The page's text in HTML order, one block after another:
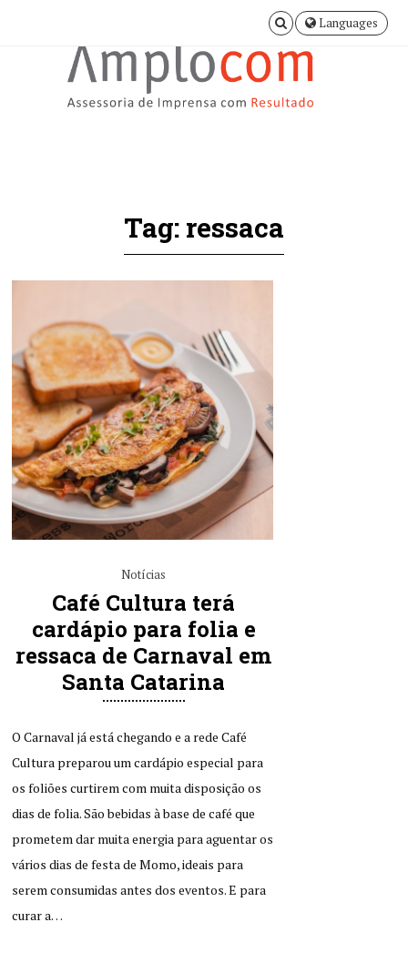
Languages
Tag: ressaca
Notícias
Café Cultura terá
cardápio para folia e
ressaca de Carnaval em
Santa Catarina
O Carnaval já está chegando e a rede Café
Cultura preparou um cardápio especial para
os foliões curtirem com muita disposição os
dias de folia. São bebidas à base de café que
prometem dar muita energia para aguentar os
vários dias de festa de Momo, ideais para
serem consumidas antes dos eventos. E para
curar a…